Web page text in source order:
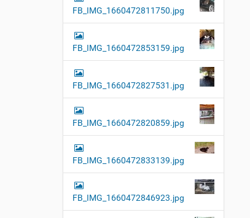
FB_IMG_1660472811750.jpg
FB_IMG_1660472853159.jpg
FB_IMG_1660472827531.jpg
FB_IMG_1660472820859.jpg
FB_IMG_1660472833139.jpg
FB_IMG_1660472846923.jpg